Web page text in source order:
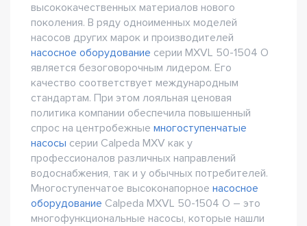
высококачественных материалов нового
поколения. В ряду одноименных моделей
насосов других марок и производителей
насосное оборудование серии MXVL 50-1504 O
является безоговорочным лидером. Его
качество соответствует международным
стандартам. При этом лояльная ценовая
политика компании обеспечила повышенный
спрос на центробежные многоступенчатые
насосы серии Сalpeda MXV как у
профессионалов различных направлений
водоснабжения, так и у обычных потребителей.
Многоступенчатое высоконапорное насосное
оборудование Сalpeda MXVL 50-1504 O – это
многофункциональные насосы, которые нашли